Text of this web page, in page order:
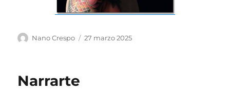
Autor
Nano Crespo
Publicado
27 marzo 2025
Narrarte